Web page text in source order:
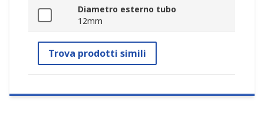
Diametro esterno tubo
12mm
Trova prodotti simili